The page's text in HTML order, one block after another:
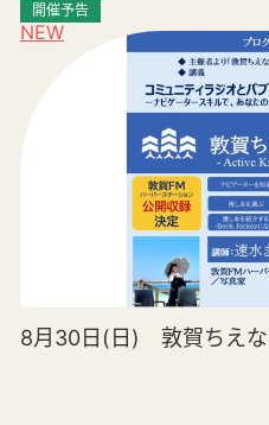
NEW
開催予告
8月30日(日) 敦賀ちえな